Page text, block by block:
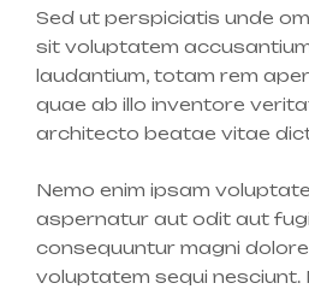
Sed ut perspiciatis unde
sit voluptatem
laudantium, totam rem
quae ab illo inventore
architecto beatae vitae
Nemo enim ipsam
aspernatur aut odit aut
consequuntur magni
voluptatem sequi nesciunt.